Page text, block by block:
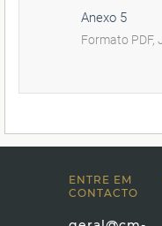
ENTRE EM
CONTACTO